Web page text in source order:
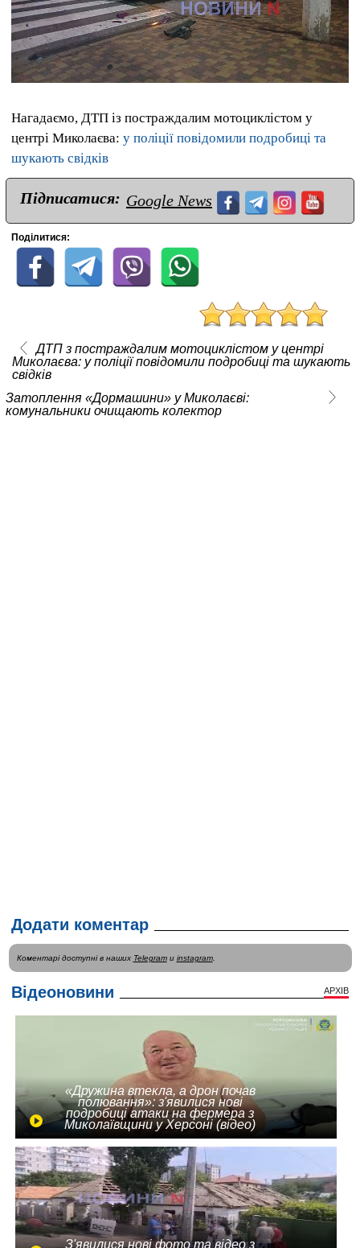
Нагадаємо, ДТП із постраждалим мотоциклістом у
центрі Миколаєва: у поліції повідомили подробиці та
шукають свідків
Підписатися: Google News
Поділитися:
ДТП з постраждалим мотоциклістом у центрі
Миколаєва: у поліції повідомили подробиці та шукають
свідків
Затоплення «Дормашини» у Миколаєві:
комунальники очищають колектор
Додати коментар
Коментарі доступні в наших Telegramи instagram.
Відеоновини АРХІВ
«Дружина втекла, а дрон почав
полювання»: з'явилися нові
подробиці атаки на фермера з
Миколаївщини у Херсоні (відео)
З'явилися нові фото та відео з